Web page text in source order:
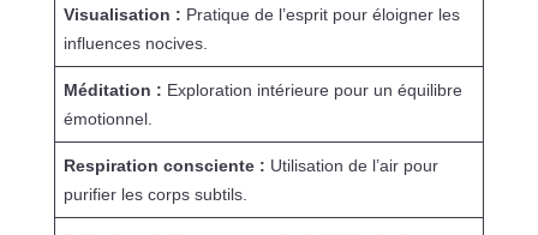
Visualisation : Pratique de l’esprit pour éloigner les
influences nocives.
Méditation : Exploration intérieure pour un équilibre
émotionnel.
Respiration consciente : Utilisation de l’air pour
purifier les corps subtils.